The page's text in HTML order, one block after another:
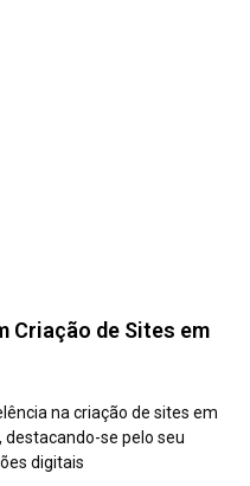
Criação de Sites em
na criação de sites em
destacando-se pelo seu
digitais